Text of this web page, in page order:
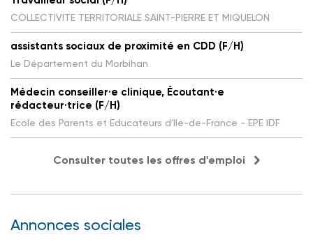
COLLECTIVITE TERRITORIALE SAINT-PIERRE ET MIQUELON
assistants sociaux de proximité en CDD (F/H)
Le Département du Morbihan
Médecin conseiller·e clinique, Écoutant·e
rédacteur·trice (F/H)
Ecole des Parents et Educateurs d'Ile-de-France - EPE IDF
Consulter toutes les offres d'emploi
Annonces sociales